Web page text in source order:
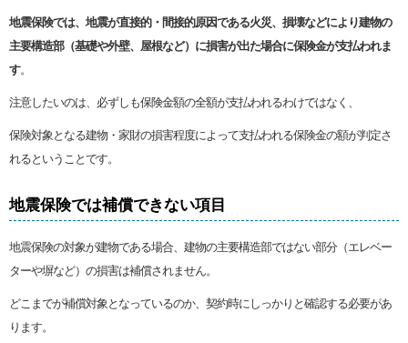
地震保険では、地震が直接的・間接的原因である火災、損壊などにより建物の
主要構造部（基礎や外壁、屋根など）に損害が出た場合に保険金が支払われま
す。
注意したいのは、必ずしも保険金額の全額が支払われるわけではなく、
保険対象となる建物・家財の損害程度によって支払われる保険金の額が判定さ
れるということです。
地震保険では補償できない項目
地震保険の対象が建物である場合、建物の主要構造部ではない部分（エレベー
ターや塀など）の損害は補償されません。
どこまでが補償対象となっているのか、契約時にしっかりと確認する必要があ
ります。